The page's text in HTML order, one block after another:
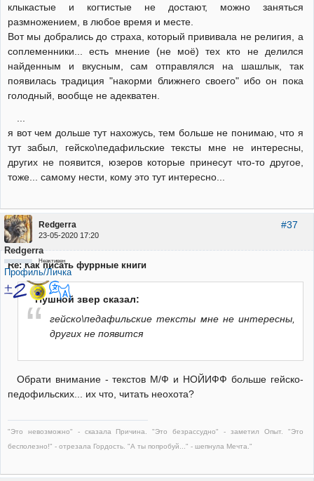
клыкастые и когтистые не достают, можно заняться
размножением, в любое время и месте.
Вот мы добрались до страха, который прививала не религия, а
соплеменники... есть мнение (не моё) тех кто не делился
найденным и вкусным, сам отправлялся на шашлык, так
появилась традиция "накорми ближнего своего" ибо он пока
голодный, вообще не адекватен.
я вот чем дольше тут нахожусь, тем больше не понимаю, что я
тут забыл, гейско\педафильские тексты мне не интересны,
других не появится, юзеров которые принесут что-то другое,
тоже... самому нести, кому это тут интересно...
#37
Redgerra
23-05-2020 17:20
Redgerra
Неактивен
Профиль/Личка
Re: Как писать фуррные книги
Пушной звер сказал:
гейско\педафильские тексты мне не интересны,
других не появится
Обрати внимание - текстов М/Ф и НОЙИФФ больше гейско-
педофильских... их что, читать неохота?
"Это невозможно" - сказала Причина. "Это безрассудно" - заметил Опыт. "Это
бесполезно!" - отрезала Гордость. "А ты попробуй..." - шепнула Мечта."